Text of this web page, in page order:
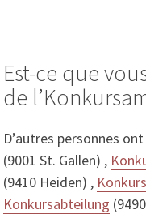
Est-ce que
de
D’autres personnes
(9001 St. Gallen) ,
(9410 Heiden) ,
Konkursabteilung